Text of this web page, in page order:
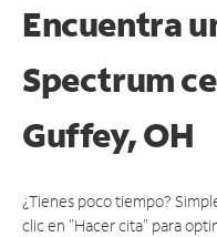
Encuentra
Spectrum
Guffey, OH
¿Tienes poco tiempo?
clic en "Hacer cita" para